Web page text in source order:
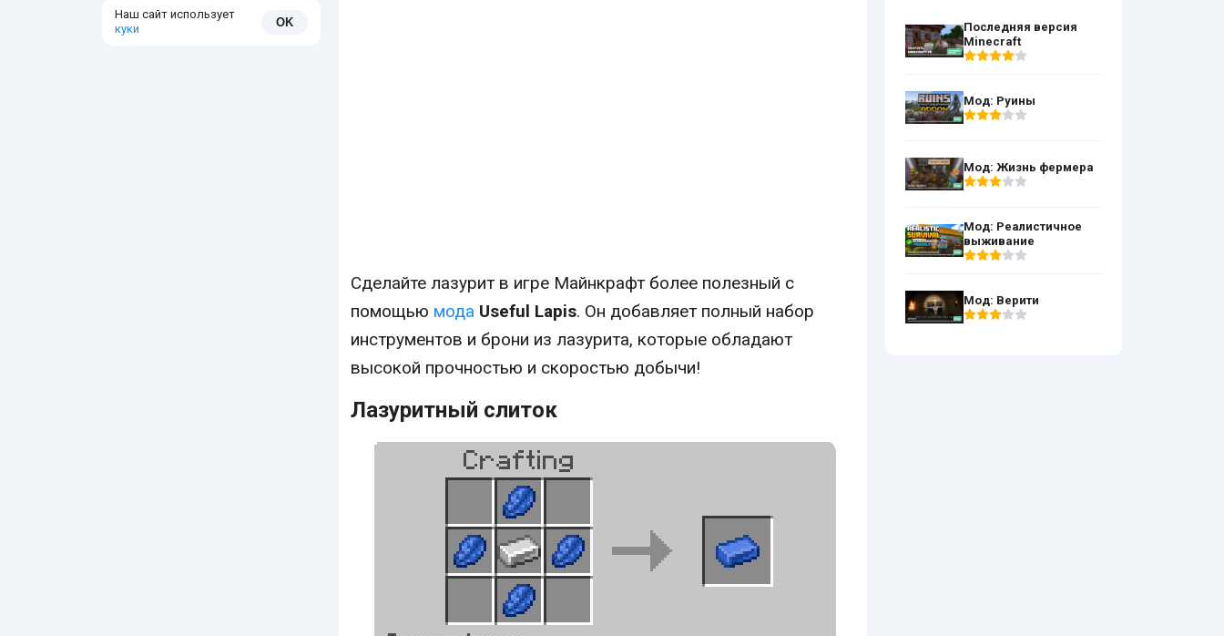
Наш сайт использует
куки
OK
Сделайте лазурит в игре Майнкрафт более полезный с
помощью мода Useful Lapis. Он добавляет полный набор
инструментов и брони из лазурита, которые обладают
высокой прочностью и скоростью добычи!
Лазуритный слиток
Последняя версия
Minecraft
Мод: Руины
Мод: Жизнь фермера
Мод: Реалистичное
выживание
Мод: Верити